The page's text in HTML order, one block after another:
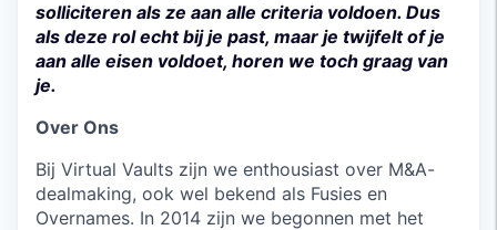
solliciteren als ze aan alle criteria voldoen. Dus
als deze rol echt bij je past, maar je twijfelt of je
aan alle eisen voldoet, horen we toch graag van
je.
Over Ons
Bij Virtual Vaults zijn we enthousiast over M&A-
dealmaking, ook wel bekend als Fusies en
Overnames. In 2014 zijn we begonnen met het